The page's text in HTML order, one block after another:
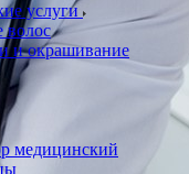
услуги
волос
и окрашивание
медицинский